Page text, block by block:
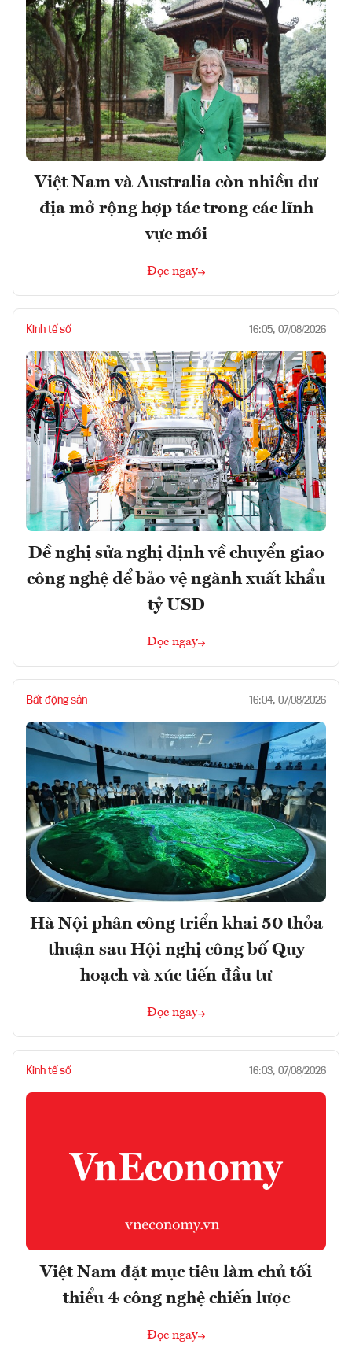
Việt Nam và Australia còn nhiều dư
địa mở rộng hợp tác trong các lĩnh
vực mới
Đọc ngay
Kinh tế số 16:05, 07/08/2026
Đề nghị sửa nghị định về chuyển giao
công nghệ để bảo vệ ngành xuất khẩu
tỷ USD
Đọc ngay
Bất động sản 16:04, 07/08/2026
Hà Nội phân công triển khai 50 thỏa
thuận sau Hội nghị công bố Quy
hoạch và xúc tiến đầu tư
Đọc ngay
Kinh tế số 16:03, 07/08/2026
Việt Nam đặt mục tiêu làm chủ tối
thiểu 4 công nghệ chiến lược
Đọc ngay